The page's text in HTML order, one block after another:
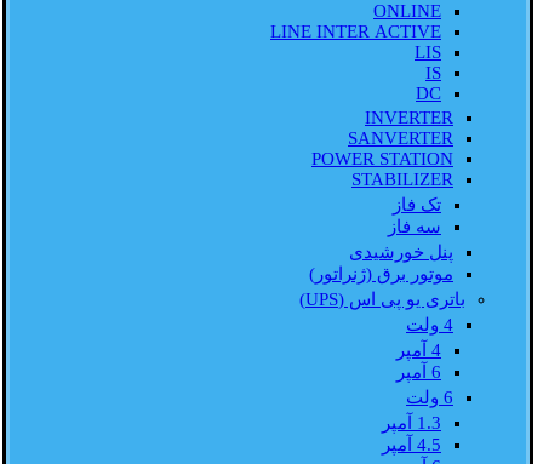
ONLINE
LINE INTER ACTIVE
LIS
IS
DC
INVERTER
SANVERTER
POWER STATION
STABILIZER
تک فاز
سه فاز
پنل خورشیدی
موتور برق (ژنراتور)
باتری یو پی اس (UPS)
4 ولت
4 آمپر
6 آمپر
6 ولت
1.3 آمپر
4.5 آمپر